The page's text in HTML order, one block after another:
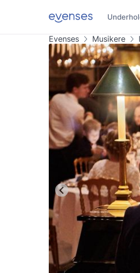
Evenses Musikere